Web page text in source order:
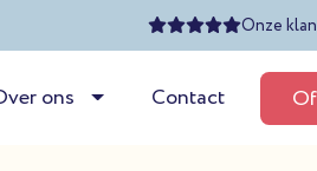
Onze
ons Contact